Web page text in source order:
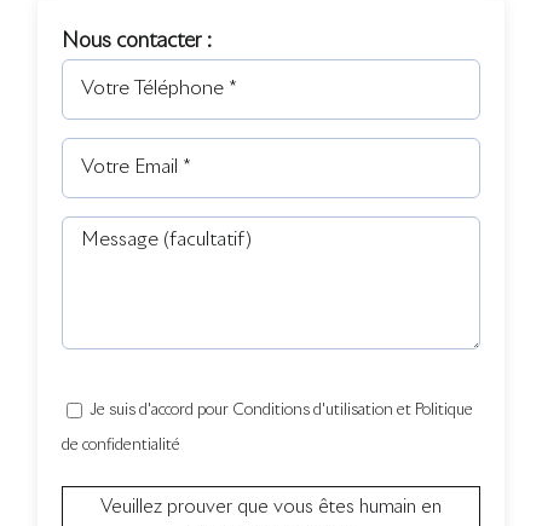
Nous contacter :
Je suis d'accord pour Conditions d'utilisation et Politique
de confidentialité
Veuillez prouver que vous êtes humain en